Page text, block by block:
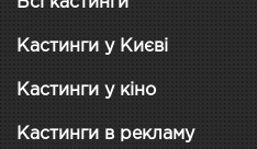
Кастинги у Києві
Кастинги у кіно
Кастинги в рекламу